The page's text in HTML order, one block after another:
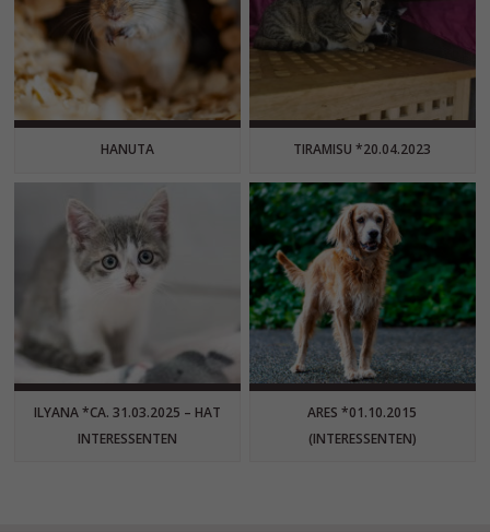
HANUTA TIRAMISU *20.04.2023
ILYANA *CA. 31.03.2025 – HAT
INTERESSENTEN
ARES *01.10.2015
(INTERESSENTEN)